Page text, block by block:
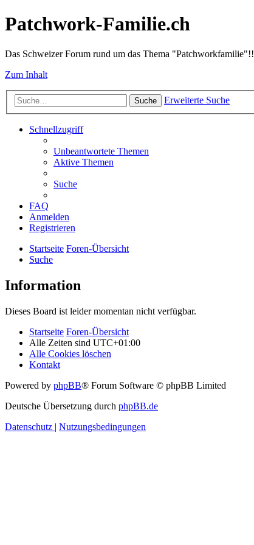
Patchwork-Familie.ch
Das Schweizer Forum rund um das Thema "Patchworkfamilie"!!
Zum Inhalt
Suche Erweiterte Suche
Schnellzugriff
Unbeantwortete Themen
Aktive Themen
Suche
FAQ
Anmelden
Registrieren
Startseite Foren-Übersicht
Suche
Information
Dieses Board ist leider momentan nicht verfügbar.
Startseite Foren-Übersicht
Alle Zeiten sind UTC+01:00
Alle Cookies löschen
Kontakt
Powered by phpBB® Forum Software © phpBB Limited
Deutsche Übersetzung durch phpBB.de
Datenschutz | Nutzungsbedingungen